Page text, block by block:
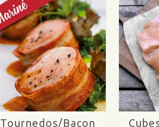
Tournedos/Bacon